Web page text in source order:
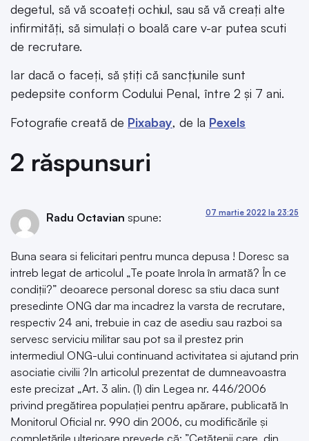
degetul, să vă scoateți ochiul, sau să vă creați alte
infirmități, să simulați o boală care v-ar putea scuti
de recrutare.
Iar dacă o faceți, să știți că sancțiunile sunt
pedepsite conform Codului Penal, între 2 și 7 ani.
Fotografie creată de Pixabay, de la Pexels
2 răspunsuri
Radu Octavian spune: 07 martie 2022 la 23:25
Buna seara si felicitari pentru munca depusa ! Doresc sa
intreb legat de articolul „Te poate înrola în armată? În ce
condiții?” deoarece personal doresc sa stiu daca sunt
presedinte ONG dar ma incadrez la varsta de recrutare,
respectiv 24 ani, trebuie in caz de asediu sau razboi sa
servesc serviciu militar sau pot sa il prestez prin
intermediul ONG-ului continuand activitatea si ajutand prin
asociatie civilii ?In articolul prezentat de dumneavoastra
este precizat „Art. 3 alin. (1) din Legea nr. 446/2006
privind pregătirea populației pentru apărare, publicată în
Monitorul Oficial nr. 990 din 2006, cu modificările şi